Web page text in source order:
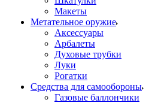
Макеты
Метательное оружие
Аксессуары
Арбалеты
Духовые трубки
Луки
Рогатки
Средства для самообороны
Газовые баллончики